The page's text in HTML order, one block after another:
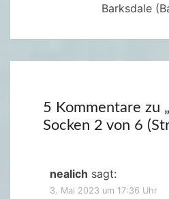
Barksdale
5 Kommentare zu „
Socken 2 von 6
nealich sagt:
3. Mai 2023 um 17:36 Uhr